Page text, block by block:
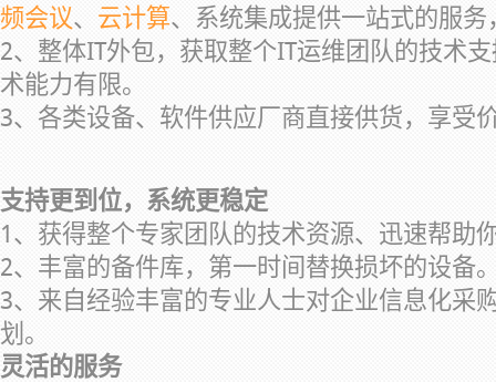
频会议、 云计算、系统集成提供一站式的服
2、整体IT外包，获取整个IT运维团队的技术
术能力有限。
3、各类设备、软件供应厂商直接供货，享受
支持更到位，系统更稳定
1、获得整个专家团队的技术资源、迅速帮助
2、丰富的备件库，第一时间替换损坏的设备
3、来自经验丰富的专业人士对企业信息化采
划。
灵活的服务